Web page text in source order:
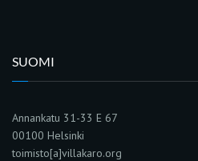
SUOMI
Annankatu 31-33 E 67
00100 Helsinki
toimisto[a]villakaro.org